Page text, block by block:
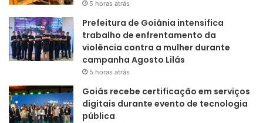
5 horas atrás
Prefeitura de Goiânia intensifica
trabalho de enfrentamento da
violência contra a mulher durante
campanha Agosto Lilás
5 horas atrás
Goiás recebe certificação em serviços
digitais durante evento de tecnologia
pública